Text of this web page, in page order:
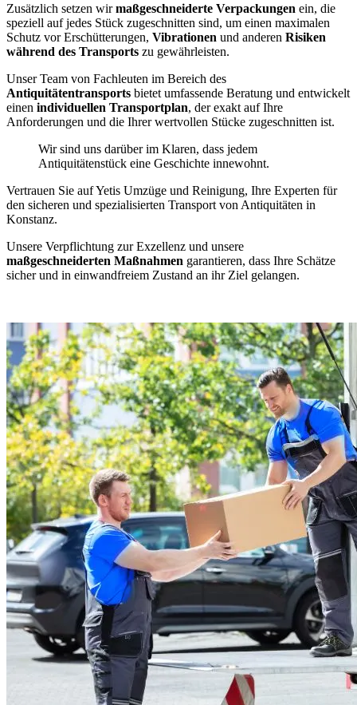
Zusätzlich setzen wirmaßgeschneiderte Verpackungen ein, die
speziell auf jedes Stück zugeschnitten sind, um einen maximalen
Schutz vor Erschütterungen, Vibrationen und anderen Risiken
während des Transports zu gewährleisten.
Unser Team von Fachleuten im Bereich des
Antiquitätentransports bietet umfassende Beratung und entwickelt
einen individuellen Transportplan, der exakt auf Ihre
Anforderungen und die Ihrer wertvollen Stücke zugeschnitten ist.
Wir sind uns darüber im Klaren, dass jedem
Antiquitätenstück eine Geschichte innewohnt.
Vertrauen Sie auf Yetis Umzüge und Reinigung, Ihre Experten für
den sicheren und spezialisierten Transport von Antiquitäten in
Konstanz.
Unsere Verpflichtung zur Exzellenz und unsere
maßgeschneiderten Maßnahmen garantieren, dass Ihre Schätze
sicher und in einwandfreiem Zustand an ihr Ziel gelangen.